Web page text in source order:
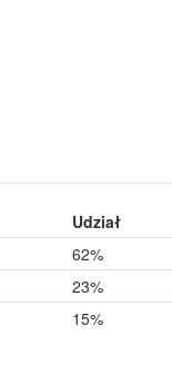
Udział
62%
23%
15%